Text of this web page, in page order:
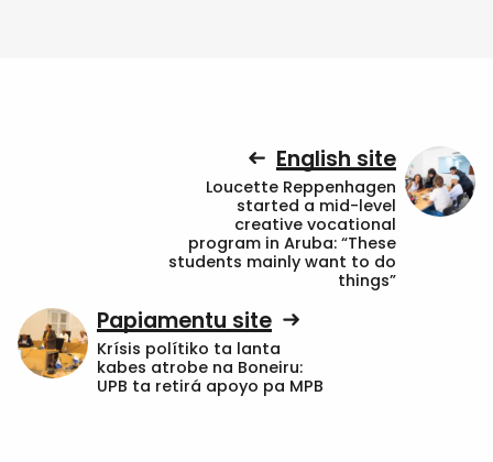
English site
Loucette Reppenhagen
started a mid-level
creative vocational
program in Aruba: “These
students mainly want to do
things”
Papiamentu site
Krísis polítiko ta lanta
kabes atrobe na Boneiru:
UPB ta retirá apoyo pa MPB